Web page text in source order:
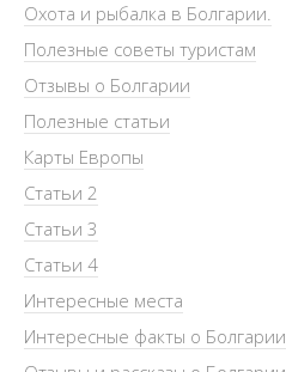
Охота и рыбалка в Болгарии.
Полезные советы туристам
Отзывы о Болгарии
Полезные статьи
Карты Европы
Статьи 2
Статьи 3
Статьи 4
Интересные места
Интересные факты о Болгарии